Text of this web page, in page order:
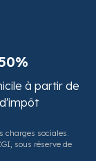
à partir de
charges sociales.
sous réserve de